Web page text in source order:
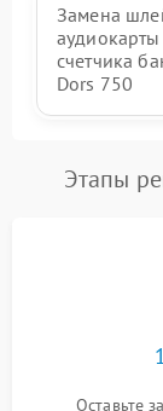
Замена
аудиокарты
счетчика
Dors 750
Этапы
Оставьте